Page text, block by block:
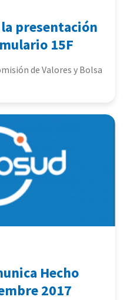
presentación
15F
de Valores y Bolsa
Hecho
2017